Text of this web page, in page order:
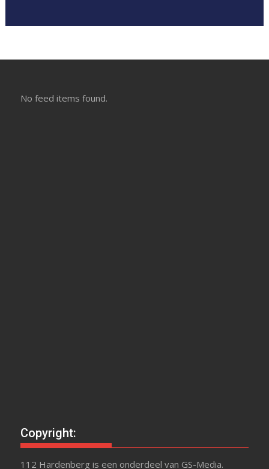
No feed items found.
Copyright:
112 Hardenberg is een onderdeel van GS-Media.